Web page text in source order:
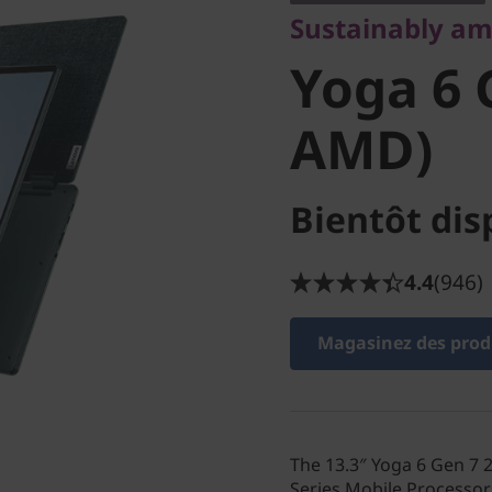
inch
Sustainably
Yoga 6
AMD)
Bientôt
4.4(946)
Magasinez des
The 13.3″ Yoga 6 Gen